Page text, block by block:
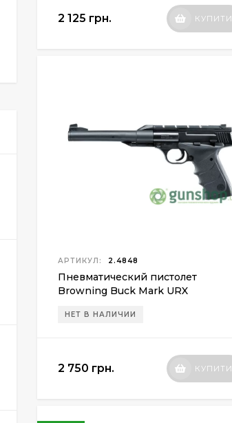
2 125 грн. КУПИТИ
АРТИКУЛ: 2.4848
Пневматический пистолет
Browning Buck Mark URX
НЕТ В НАЛИЧИИ
2 750 грн. КУПИТИ